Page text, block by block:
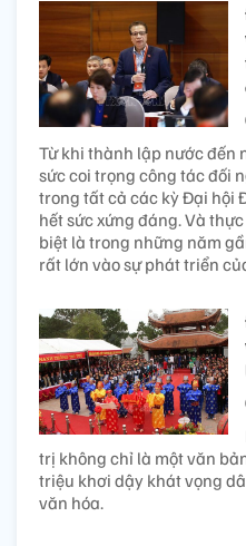
Từ khi thành lập nước đến
sức coi trọng công tác đối
trong tất cả các kỳ Đại hội
hết sức xứng đáng. Và
biệt là trong những năm
rất lớn vào sự phát triển
trị không chỉ là một văn
triệu khơi dậy khát vọng
văn hóa.